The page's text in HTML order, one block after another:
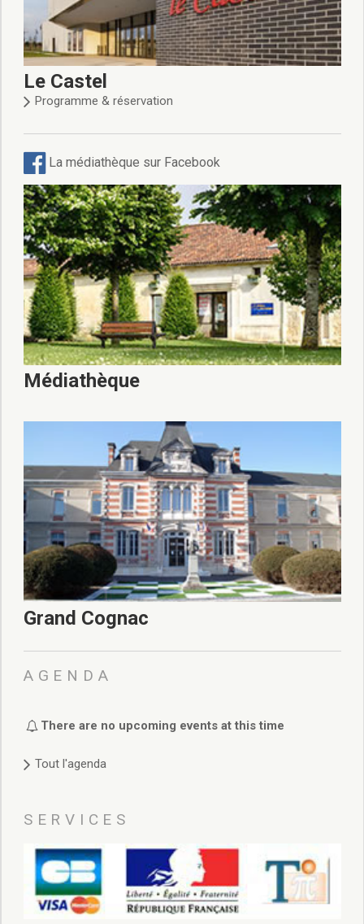
Le Castel
Programme & réservation
La médiathèque sur Facebook
Médiathèque
Grand Cognac
AGENDA
There are no upcoming events at this time
Tout l'agenda
SERVICES